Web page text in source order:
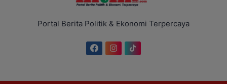
Portal Berita Politik & Ekonomi Terpercaya